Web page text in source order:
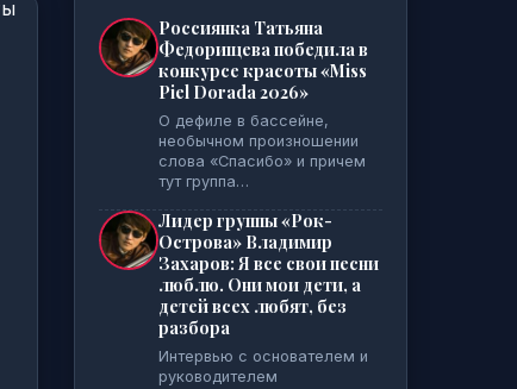
Россиянка Татьяна
Федорищева победила в
конкурсе красоты «Miss
Piel Dorada 2026»
О дефиле в бассейне,
необычном произношении
слова «Спасибо» и причем
тут группа…
Лидер группы «Рок-
Острова» Владимир
Захаров: Я все свои песни
люблю. Они мои дети, а
детей всех любят, без
разбора
Интервью с основателем и
руководителем